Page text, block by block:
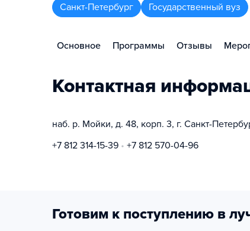
Санкт-Петербург Государственный вуз
Основное Программы Отзывы
Контактная
наб. р. Мойки, д. 48, корп. 3, г. Санкт-
+7 812 314-15-39
+7 812 570-04-96
Готовим к поступлению в